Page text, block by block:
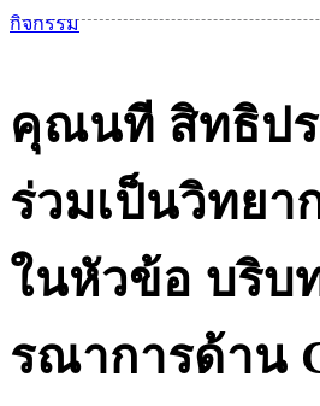
กิจกรรม
คุณนที สิทธิป
ร่วมเป็นวิทยา
ในหัวข้อ บริบ
รณาการด้าน